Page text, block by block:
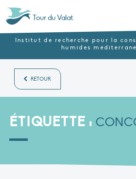
Tour du Valat
Institut de recherche pour la
humides
RETOUR
ÉTIQUETTE :